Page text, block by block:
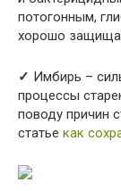
потогонным,
хорошо
✓ Имбирь –
процессы
поводу причин
статье как